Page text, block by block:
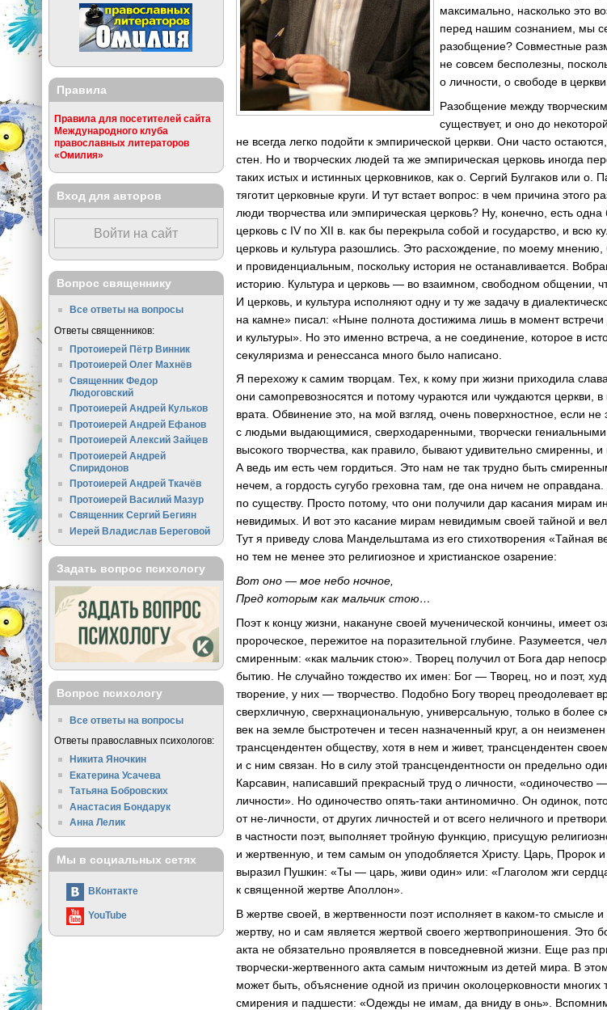
максимально, насколько это
перед нашим сознанием, мы
разобщение? Совместные
не совсем бесполезны,
о личности, о свободе в церкви.
Разобщение между
существует, и оно до
не всегда легко подойти к эмпирической церкви. Они часто
стен. Но и творческих людей та же эмпирическая церковь иногда
таких истых и истинных церковников, как о. Сергий Булгаков или
тяготит церковные круги. И тут встает вопрос: в чем причина этого
люди творчества или эмпирическая церковь? Ну, конечно, есть
церковь с IV по XII в. как бы перекрыла собой и государство, и всю
церковь и культура разошлись. Это расхождение, по моему
и провиденциальным, поскольку история не останавливается.
историю. Культура и церковь — во взаимном, свободном общении,
И церковь, и культура исполняют одну и ту же задачу в
на камне» писал: «Ныне полнота достижима лишь в момент
и культуры». Но это именно встреча, а не соединение, которое в
секуляризма и ренессанса много было написано.
Я перехожу к самим творцам. Тех, к кому при жизни приходила
они самопревозносятся и потому чураются или чуждаются церкви,
врата. Обвинение это, на мой взгляд, очень поверхностное, если
с людьми выдающимися, сверходаренными, творчески
высокого творчества, как правило, бывают удивительно смиренны,
А ведь им есть чем гордиться. Это нам не так трудно быть
нечем, а гордость сугубо греховна там, где она ничем не
по существу. Просто потому, что они получили дар касания
невидимых. И вот это касание мирам невидимым своей тайной и
Тут я приведу слова Мандельштама из его стихотворения «Тайная
но тем не менее это религиозное и христианское озарение:
Вот оно — мое небо ночное,
Пред которым как мальчик стою…
Поэт к концу жизни, накануне своей мученической кончины, имеет
пророческое, пережитое на поразительной глубине. Разумеется,
смиренным: «как мальчик стою». Творец получил от Бога дар
бытию. Не случайно тождество их имен: Бог — Творец, но и поэт,
творение, у них — творчество. Подобно Богу творец преодолевает
сверхличную, сверхнациональную, универсальную, только в более
век на земле быстротечен и тесен назначенный круг, а он
трансцендентен обществу, хотя в нем и живет, трансцендентен
и с ним связан. Но в силу этой трансцендентности он предельно
Карсавин, написавший прекрасный труд о личности, «одиночество
личности». Но одиночествоопять-таки антиномично. Он одинок,
от не-личности , от других личностей и от всего неличного и
в частности поэт, выполняет тройную функцию, присущую
и жертвенную, и тем самым он уподобляется Христу. Царь, Пророк
выразил Пушкин: «Ты — царь, живи один» или: «Глаголом жги
к священной жертве Аполлон».
В жертве своей, в жертвенности поэт исполняет в каком-то смысле и
жертву, но и сам является жертвой своего жертвоприношения. Это
акта не обязательно проявляется в повседневной жизни. Еще раз
творчески-жертвенного акта самым ничтожным из детей мира. В
может быть, объяснение одной из причин околоцерковности многих
смирения и падшести: «Одежды не имам, да вниду в онь».
Правила
Правила для посетителей сайта
Международного клуба
православных литераторов
«Омилия»
Вход для авторов
Войти на сайт
Вопрос священнику
Все ответы на вопросы
Ответы священников:
Протоиерей Пётр Винник
Протоиерей Олег Махнёв
Священник Федор
Людоговский
Протоиерей Андрей Кульков
Протоиерей Андрей Ефанов
Протоиерей Алексий Зайцев
Протоиерей Андрей
Спиридонов
Протоиерей Андрей Ткачёв
Протоиерей Василий Мазур
Священник Сергий Бегиян
Иерей Владислав Береговой
Задать вопрос психологу
Вопрос психологу
Все ответы на вопросы
Ответы православных психологов:
Никита Яночкин
Екатерина Усачева
Татьяна Бобровских
Анастасия Бондарук
Анна Лелик
Мы в социальных сетях
ВКонтакте
YouTube